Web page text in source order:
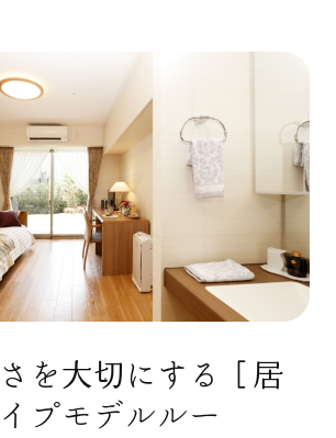
を大切にする［居
プモデルルー